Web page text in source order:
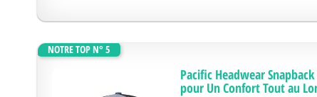
NOTRE TOP N° 5
Pacific Headwear
pour Un Confort Tout au